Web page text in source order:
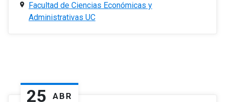
Facultad de Ciencias Económicas y
Administrativas UC
25 ABR